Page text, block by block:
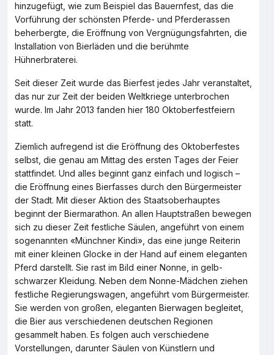
hinzugefügt, wie zum Beispiel das Bauernfest, das die
Vorführung der schönsten Pferde- und Pferderassen
beherbergte, die Eröffnung von Vergnügungsfahrten, die
Installation von Bierläden und die berühmte
Hühnerbraterei.
Seit dieser Zeit wurde das Bierfest jedes Jahr veranstaltet,
das nur zur Zeit der beiden Weltkriege unterbrochen
wurde. Im Jahr 2013 fanden hier 180 Oktoberfestfeiern
statt.
Ziemlich aufregend ist die Eröffnung des Oktoberfestes
selbst, die genau am Mittag des ersten Tages der Feier
stattfindet. Und alles beginnt ganz einfach und logisch –
die Eröffnung eines Bierfasses durch den Bürgermeister
der Stadt. Mit dieser Aktion des Staatsoberhauptes
beginnt der Biermarathon. An allen Hauptstraßen bewegen
sich zu dieser Zeit festliche Säulen, angeführt von einem
sogenannten «Münchner Kindi», das eine junge Reiterin
mit einer kleinen Glocke in der Hand auf einem eleganten
Pferd darstellt. Sie rast im Bild einer Nonne, in gelb-
schwarzer Kleidung. Neben dem Nonne-Mädchen ziehen
festliche Regierungswagen, angeführt vom Bürgermeister.
Sie werden von großen, eleganten Bierwagen begleitet,
die Bier aus verschiedenen deutschen Regionen
gesammelt haben. Es folgen auch verschiedene
Vorstellungen, darunter Säulen von Künstlern und